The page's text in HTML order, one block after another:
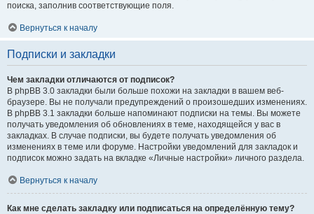
поиска, заполнив соответствующие поля.
Вернуться к началу
Подписки и закладки
Чем закладки отличаются от подписок?
В phpBB 3.0 закладки были больше похожи на закладки в вашем веб-
браузере. Вы не получали предупреждений о произошедших изменениях.
В phpBB 3.1 закладки больше напоминают подписки на темы. Вы можете
получать уведомления об обновлениях в теме, находящейся у вас в
закладках. В случае подписки, вы будете получать уведомления об
изменениях в теме или форуме. Настройки уведомлений для закладок и
подписок можно задать на вкладке «Личные настройки» личного раздела.
Вернуться к началу
Как мне сделать закладку или подписаться на определённую тему?